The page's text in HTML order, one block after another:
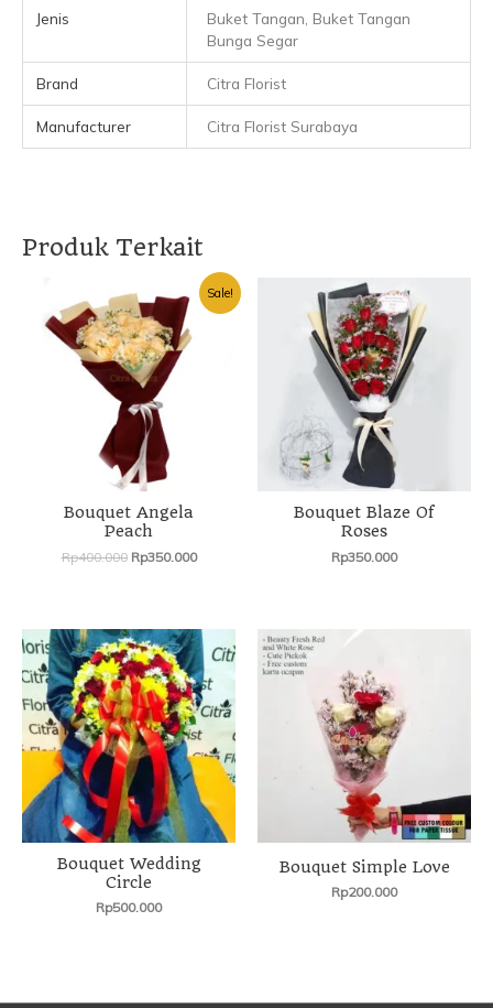
Jenis
Buket Tangan, Buket Tangan
Bunga Segar
Brand Citra Florist
Manufacturer Citra Florist Surabaya
Produk Terkait
Sale!
Bouquet Angela
Peach
Rp400.000
aslinya
adalah:
Rp400.000.
Rp350.000
Harga
saat
Bouquet Blaze Of
Roses
Rp350.000
Bouquet Wedding
Circle
Rp500.000
Bouquet Simple Love
Rp200.000